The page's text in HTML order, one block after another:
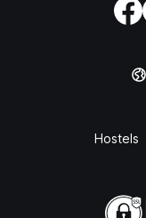
Hostels